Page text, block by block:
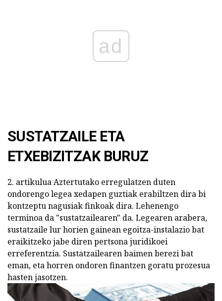
ad
SUSTATZAILE ETA
ETXEBIZITZAK BURUZ
2. artikulua Aztertutako erregulatzen duten
ondorengo legea xedapen guztiak erabiltzen dira bi
kontzeptu nagusiak finkoak dira. Lehenengo
terminoa da "sustatzailearen" da. Legearen arabera,
sustatzaile lur horien gainean egoitza-instalazio bat
eraikitzeko jabe diren pertsona juridikoei
erreferentzia. Sustatzailearen baimen berezi bat
eman, eta horren ondoren finantzen goratu prozesua
hasten jasotzen.